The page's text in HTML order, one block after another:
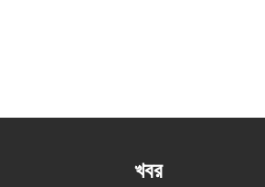
খবর